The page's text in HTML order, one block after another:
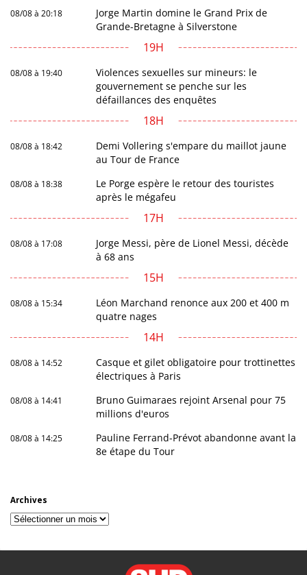
08/08 à 20:18
Jorge Martin domine le Grand Prix de
Grande-Bretagne à Silverstone
19H
08/08 à 19:40
Violences sexuelles sur mineurs: le
gouvernement se penche sur les
défaillances des enquêtes
18H
08/08 à 18:42
Demi Vollering s'empare du maillot jaune
au Tour de France
08/08 à 18:38
Le Porge espère le retour des touristes
après le mégafeu
17H
08/08 à 17:08
Jorge Messi, père de Lionel Messi, décède
à 68 ans
15H
08/08 à 15:34
Léon Marchand renonce aux 200 et 400 m
quatre nages
14H
08/08 à 14:52
Casque et gilet obligatoire pour trottinettes
électriques à Paris
08/08 à 14:41
Bruno Guimaraes rejoint Arsenal pour 75
millions d'euros
08/08 à 14:25
Pauline Ferrand-Prévot abandonne avant la
8e étape du Tour
Archives
Archives